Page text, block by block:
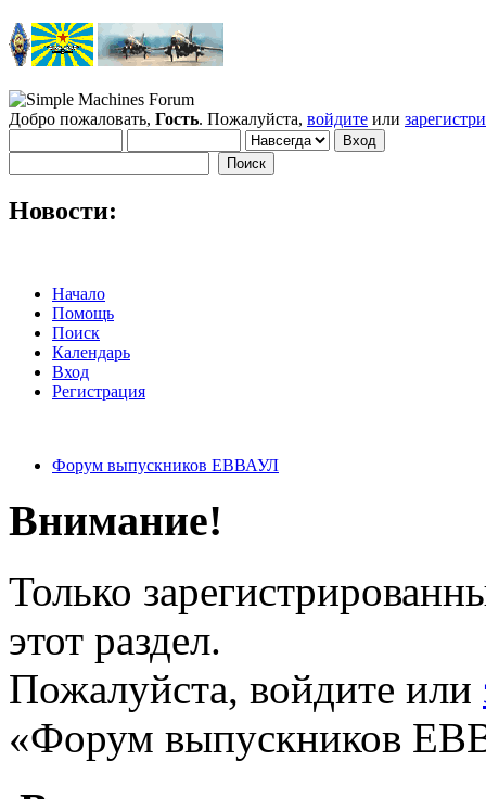
Добро пожаловать, Гость. Пожалуйста, войдите или
Новости:
Начало
Помощь
Поиск
Календарь
Вход
Регистрация
Форум выпускников ЕВВАУЛ
Внимание!
Только
этот раздел.
Пожалуйста, войдите или
«Форум выпускников